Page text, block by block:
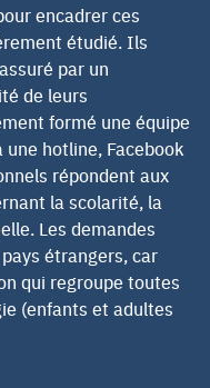
encadrer ces
étudié. Ils
par un
de leurs
formé une équipe
une hotline, Facebook
répondent aux
la scolarité, la
Les demandes
étrangers, car
qui regroupe toutes
(enfants et adultes